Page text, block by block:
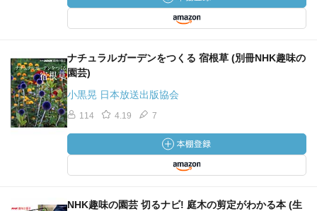
ナチュラルガーデンをつくる 宿根草 (別冊NHK趣味の
園芸)
小黒晃 日本放送出版協会
114 4.19 7
NHK趣味の園芸 切るナビ! 庭木の剪定がわかる本 (生